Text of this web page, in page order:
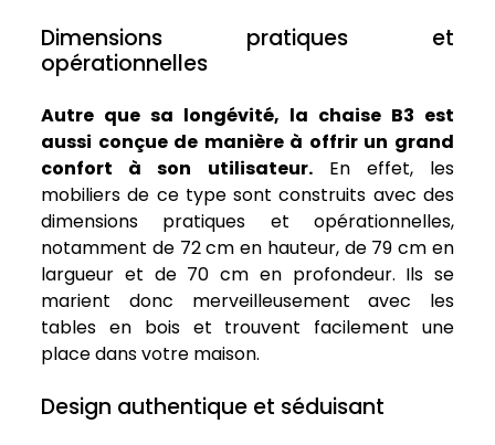
Dimensions pratiques et
opérationnelles
Autre que sa longévité, la chaise B3 est
aussi conçue de manière à offrir un grand
confort à son utilisateur.En effet, les
mobiliers de ce type sont construits avec des
dimensions pratiques et opérationnelles,
notamment de 72 cm en hauteur, de 79 cm en
largueur et de 70 cm en profondeur. Ils se
marient donc merveilleusement avec les
tables en bois et trouvent facilement une
place dans votre maison.
Design authentique et séduisant